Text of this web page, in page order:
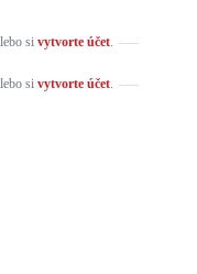
si vytvorte účet.